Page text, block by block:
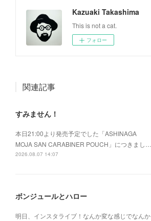
Kazuaki Takashima
This is not a cat.
フォロー
関連記事
すみません！
本日21:00より発売予定でした「ASHINAGA
MOJA SAN CARABINER POUCH」につきまし…
2026.08.07 14:07
ボンジュールとハロー
明日、インスタライブ！なんか変な感じでなんか